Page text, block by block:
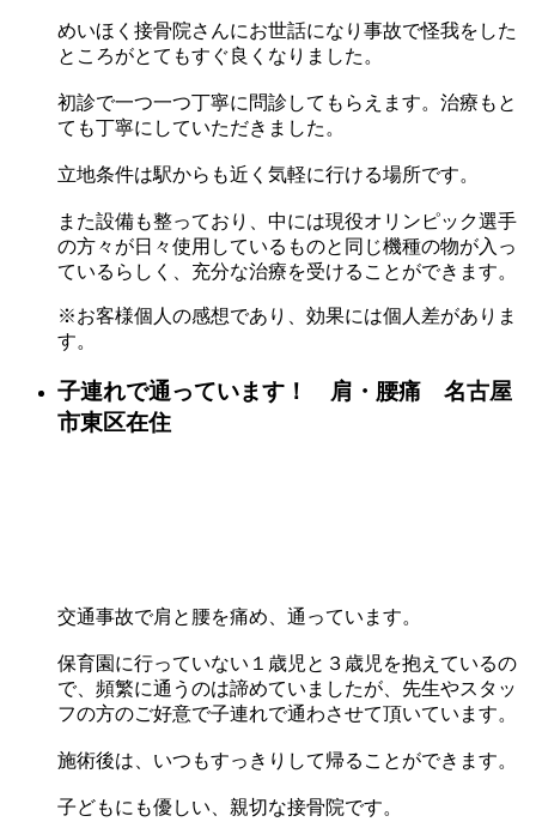
めいほく接骨院さんにお世話になり事故で怪我をした
ところがとてもすぐ良くなりました。
初診で一つ一つ丁寧に問診してもらえます。治療もと
ても丁寧にしていただきました。
立地条件は駅からも近く気軽に行ける場所です。
また設備も整っており、中には現役オリンピック選手
の方々が日々使用しているものと同じ機種の物が入っ
ているらしく、充分な治療を受けることができます。
※お客様個人の感想であり、効果には個人差がありま
す。
子連れで通っています！ 肩・腰痛 名古屋
市東区在住
交通事故で肩と腰を痛め、通っています。
保育園に行っていない１歳児と３歳児を抱えているの
で、頻繁に通うのは諦めていましたが、先生やスタッ
フの方のご好意で子連れで通わさせて頂いています。
施術後は、いつもすっきりして帰ることができます。
子どもにも優しい、親切な接骨院です。